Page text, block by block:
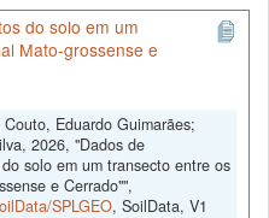
do solo em um
Mato-grossense e
Eduardo Guimarães;
2026, "Dados de
solo em um transecto entre os
e Cerrado"",
SPLGEO, SoilData, V1